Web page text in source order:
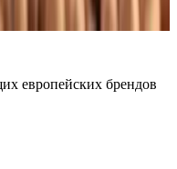
и подбор: Telegram, Max.
европейских брендов